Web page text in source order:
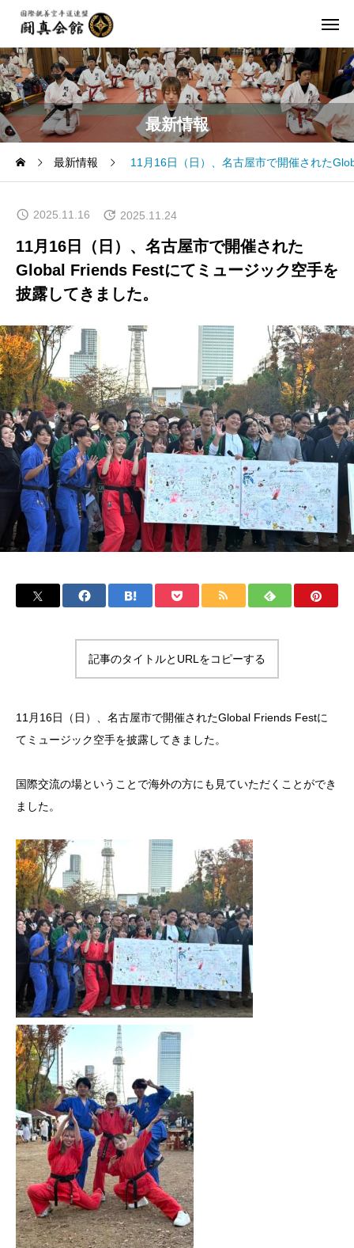
最新情報
最新情報 11月16日（日）、名古屋市で開催された
2025.11.16 2025.11.24
11月16日（日）、名古屋市で開催された
Global Friends Festにてミュージック空手を
披露してきました。
記事のタイトルとURLをコピーする
11月16日（日）、名古屋市で開催されたGlobal Friends Festに
てミュージック空手を披露してきました。
国際交流の場ということで海外の方にも見ていただくことができ
ました。